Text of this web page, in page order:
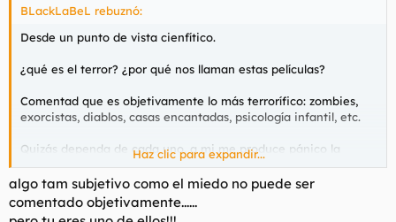
BLackLaBeL rebuznó:
Desde un punto de vista cienfítico.
¿qué es el terror? ¿por qué nos llaman estas películas?
Comentad que es objetivamente lo más terrorífico: zombies,
exorcistas, diablos, casas encantadas, psicología infantil, etc.
Quizás dependa de cada uno, a mi me produce pánico la
claustrofobia, mis peores pesadillas son quedarme atrapado en
medio de un gran tubo... solamente imaginar qué me puede
suceder me hace despertar.
Haz clic para expandir...
algo tam subjetivo como el miedo no puede ser
comentado objetivamente......